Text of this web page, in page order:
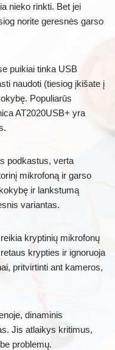
nieko rinkti. Bet jei
norite geresnės garso
puikiai tinka USB
naudoti (tiesiog įkišate į
Populiarūs
AT2020USB+ yra
podkastus, verta
mikrofoną ir garso
ir lankstumą
variantas.
kryptinių mikrofonų
krypties ir ignoruoja
pritvirtinti ant kameros,
dinaminis
Jis atlaikys kritimus,
problemų.